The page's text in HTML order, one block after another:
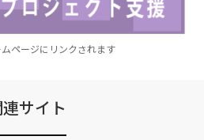
ページにリンクされます
サイト